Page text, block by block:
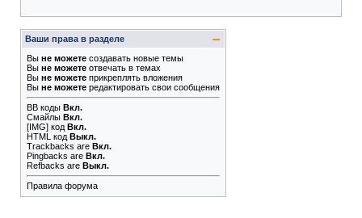
Ваши права в разделе
Вы не можете создавать новые темы
Вы не можете отвечать в темах
Вы не можете прикреплять вложения
Вы не можете редактировать свои сообщения
BB коды Вкл.
Смайлы Вкл.
[IMG] код Вкл.
HTML код Выкл.
Trackbacks are Вкл.
Pingbacks are Вкл.
Refbacks are Выкл.
Правила форума